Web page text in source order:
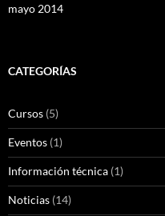
mayo 2014
CATEGORÍAS
Cursos (5)
Eventos (1)
Información técnica (1)
Noticias (14)